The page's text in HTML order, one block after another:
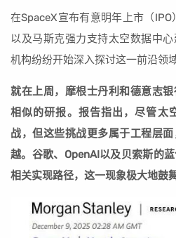
在SpaceX宣布有意明年上市（IPO
以及马斯克强力支持太空数据中
机构纷纷开始深入探讨这一前沿领域
就在上周，摩根士丹利和德意志
相似的研报。报告指出，尽管太
战，但这些挑战更多属于工程层
越。谷歌、OpenAI以及贝索斯的
相关实现路径，这一现象极大地鼓